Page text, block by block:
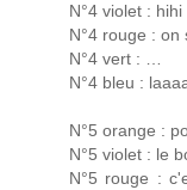
N°4 violet : hihi
N°4 rouge : on
N°4 vert : …
N°4 bleu :
N°5 orange :
N°5 violet : le
N°5 rouge :